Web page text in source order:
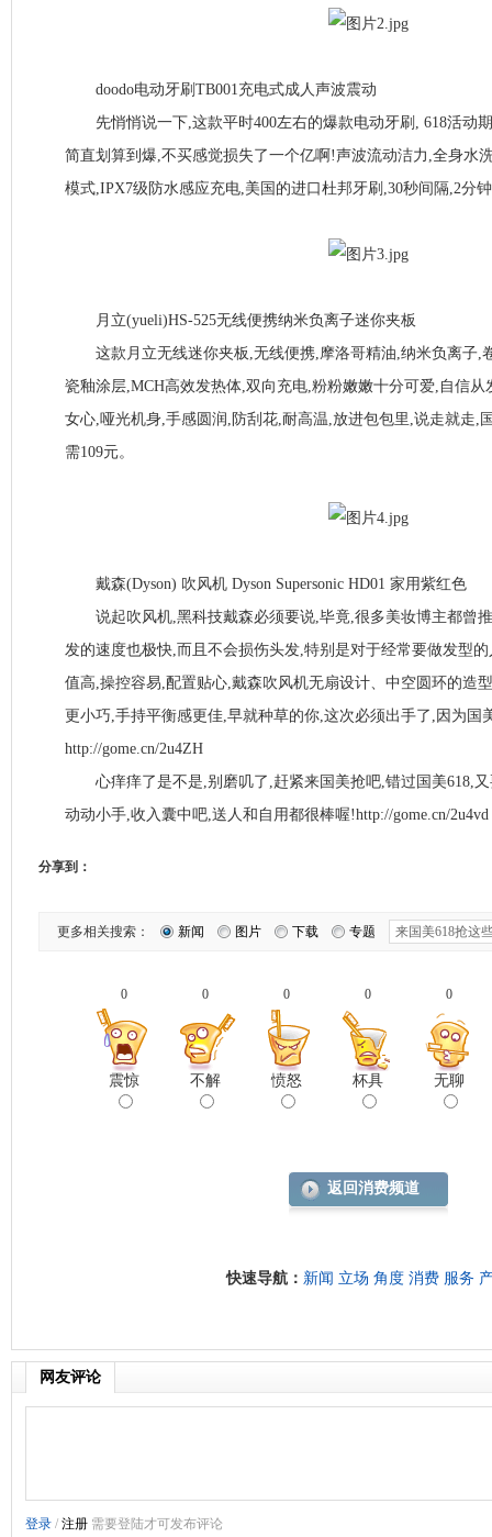
doodo电动牙刷TB001充电式成人声波震动
先悄悄说一下,这款平时400左右的爆款电动牙刷, 618活动
简直划算到爆,不买感觉损失了一个亿啊!声波流动洁力,全身水
模式,IPX7级防水感应充电,美国的进口杜邦牙刷,30秒间隔,2分
月立(yueli)HS-525无线便携纳米负离子迷你夹板
这款月立无线迷你夹板,无线便携,摩洛哥精油,纳米负离子,
瓷釉涂层,MCH高效发热体,双向充电,粉粉嫩嫩十分可爱,自信
女心,哑光机身,手感圆润,防刮花,耐高温,放进包包里,说走就走,
需109元。
戴森(Dyson) 吹风机 Dyson Supersonic HD01 家用紫红色
说起吹风机,黑科技戴森必须要说,毕竟,很多美妆博主都曾
发的速度也极快,而且不会损伤头发,特别是对于经常要做发型
值高,操控容易,配置贴心,戴森吹风机无扇设计、中空圆环的造
更小巧,手持平衡感更佳,早就种草的你,这次必须出手了,因为国
http://gome.cn/2u4ZH
心痒痒了是不是,别磨叽了,赶紧来国美抢吧,错过国美618,又
动动小手,收入囊中吧,送人和自用都很棒喔!http://gome.cn/2u4vd
分享到：
更多相关搜索： 新闻 图片 下载 专题
0
震惊
0
不解
0
愤怒
0
杯具
0
无聊
返回消费频道
快速导航： 新闻 立场 角度 消费 服务
网友评论